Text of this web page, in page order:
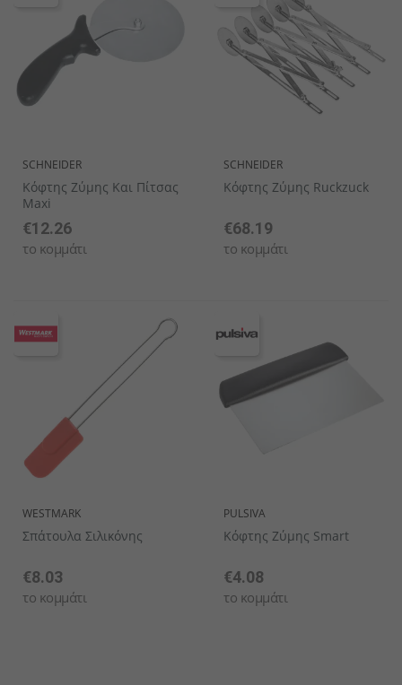
SCHNEIDER
Κόφτης Ζύμης Και Πίτσας
Maxi
€12.26
το κομμάτι
SCHNEIDER
Κόφτης Ζύμης Ruckzuck
€68.19
το κομμάτι
WESTMARK
Σπάτουλα Σιλικόνης
€8.03
το κομμάτι
PULSIVA
Κόφτης Ζύμης Smart
€4.08
το κομμάτι